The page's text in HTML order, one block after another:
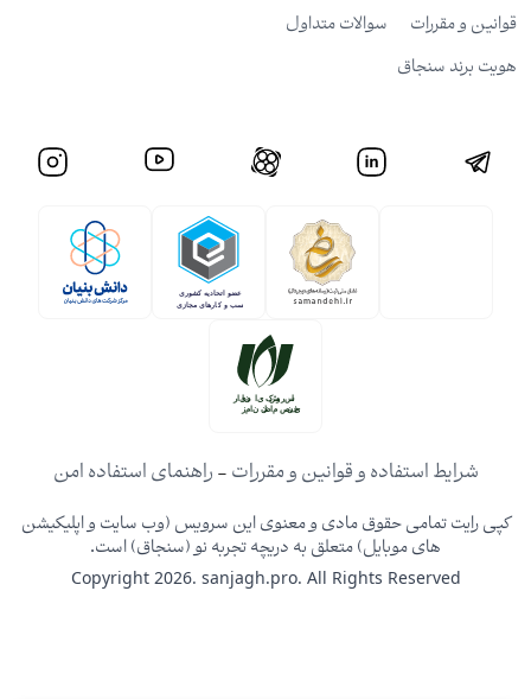
قوانین و مقررات
هویت برند سنجاق
سوالات متداول
شرایط استفاده و قوانین و مقررات-راهنمای استفاده امن
کپی رایت تمامی حقوق مادی و معنوی این سرویس (وب سایت و اپلیکیشن
های موبایل) متعلق به دریچه تجربه نو (سنجاق) است.
Copyright 2026. sanjagh.pro. All Rights Reserved